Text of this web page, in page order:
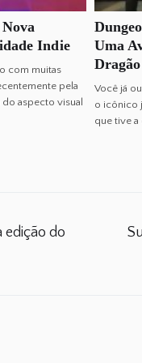
Indie
com muitas
pela
aspecto visual
Uma
Dragão
Você já
o icônico
que tive
edição do